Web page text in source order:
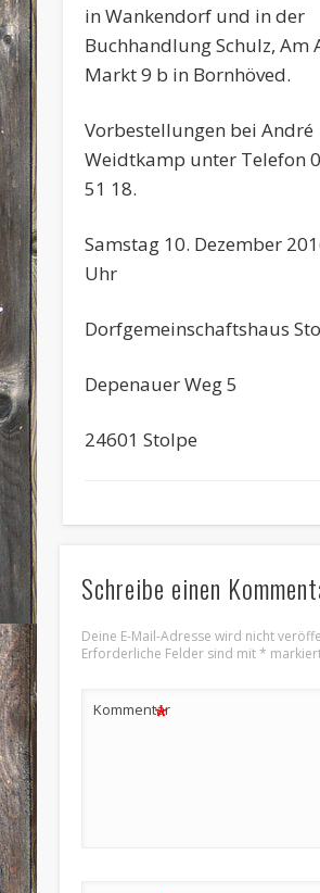
in Wankendorf und in der
Buchhandlung Schulz, Am
Markt 9 b in Bornhöved.
Vorbestellungen bei André
Weidtkamp unter Telefon
51 18.
Samstag 10. Dezember
Uhr
Dorfgemeinschaftshaus
Depenauer Weg 5
24601 Stolpe
Schreibe einen
Deine E-Mail-Adresse wird nicht
Erforderliche Felder sind mit*
Kommentar
*